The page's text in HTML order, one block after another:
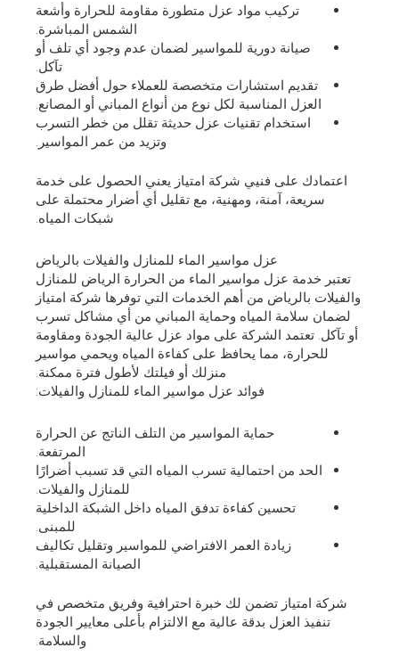
تركيب مواد عزل متطورة مقاومة للحرارة وأشعة
الشمس المباشرة.
صيانة دورية للمواسير لضمان عدم وجود أي تلف أو
تآكل.
تقديم استشارات متخصصة للعملاء حول أفضل طرق
العزل المناسبة لكل نوع من أنواع المباني أو المصانع.
استخدام تقنيات عزل حديثة تقلل من خطر التسرب
وتزيد من عمر المواسير.
اعتمادك على فنيي شركة امتياز يعني الحصول على خدمة
سريعة، آمنة، ومهنية، مع تقليل أي أضرار محتملة على
شبكات المياه.
عزل مواسير الماء للمنازل والفيلات بالرياض
تعتبر خدمة عزل مواسير الماء من الحرارة الرياض للمنازل
والفيلات بالرياض من أهم الخدمات التي توفرها شركة امتياز
لضمان سلامة المياه وحماية المباني من أي مشاكل تسرب
أو تآكل. تعتمد الشركة على مواد عزل عالية الجودة ومقاومة
للحرارة، مما يحافظ على كفاءة المياه ويحمي مواسير
منزلك أو فيلتك لأطول فترة ممكنة.
فوائد عزل مواسير الماء للمنازل والفيلات:
حماية المواسير من التلف الناتج عن الحرارة
المرتفعة.
الحد من احتمالية تسرب المياه التي قد تسبب أضرارًا
للمنازل والفيلات.
تحسين كفاءة تدفق المياه داخل الشبكة الداخلية
للمبنى.
زيادة العمر الافتراضي للمواسير وتقليل تكاليف
الصيانة المستقبلية.
شركة امتياز تضمن لك خبرة احترافية وفريق متخصص في
تنفيذ العزل بدقة عالية مع الالتزام بأعلى معايير الجودة
والسلامة.